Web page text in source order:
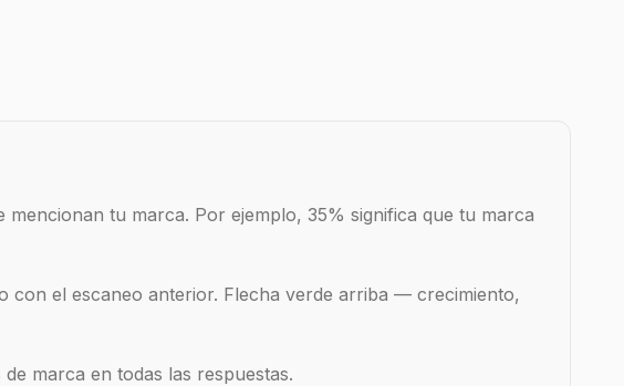
tu marca. Por ejemplo, 35% significa que tu marca
con el escaneo anterior. Flecha verde arriba — crecimiento,
marca en todas las respuestas.